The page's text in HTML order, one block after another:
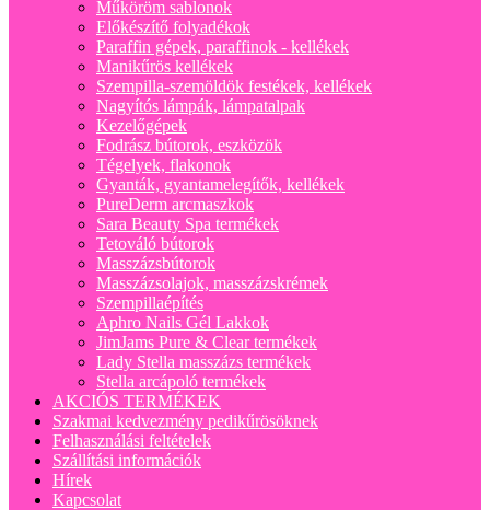
Műköröm sablonok
Előkészítő folyadékok
Paraffin gépek, paraffinok - kellékek
Manikűrös kellékek
Szempilla-szemöldök festékek, kellékek
Nagyítós lámpák, lámpatalpak
Kezelőgépek
Fodrász bútorok, eszközök
Tégelyek, flakonok
Gyanták, gyantamelegítők, kellékek
PureDerm arcmaszkok
Sara Beauty Spa termékek
Tetováló bútorok
Masszázsbútorok
Masszázsolajok, masszázskrémek
Szempillaépítés
Aphro Nails Gél Lakkok
JimJams Pure & Clear termékek
Lady Stella masszázs termékek
Stella arcápoló termékek
AKCIÓS TERMÉKEK
Szakmai kedvezmény pedikűrösöknek
Felhasználási feltételek
Szállítási információk
Hírek
Kapcsolat